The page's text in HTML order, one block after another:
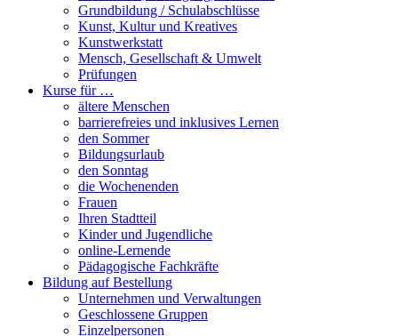
Grundbildung / Schulabschlüsse
Kunst, Kultur und Kreatives
Kunstwerkstatt
Mensch, Gesellschaft & Umwelt
Prüfungen
Kurse für …
ältere Menschen
barrierefreies und inklusives Lernen
den Sommer
Bildungsurlaub
den Sonntag
die Wochenenden
Frauen
Ihren Stadtteil
Kinder und Jugendliche
online-Lernende
Pädagogische Fachkräfte
Bildung auf Bestellung
Unternehmen und Verwaltungen
Geschlossene Gruppen
Einzelpersonen